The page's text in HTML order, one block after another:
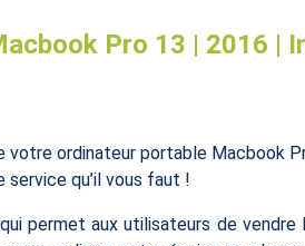
Pro 13 | 2016 |
ordinateur portable Macbook
service qu’il vous faut !
permet aux utilisateurs de